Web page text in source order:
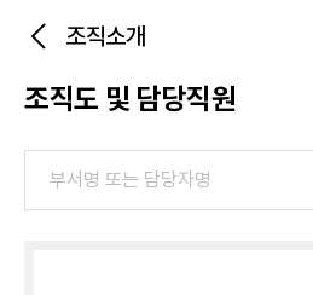
조직소개
조직도 및 담당직원